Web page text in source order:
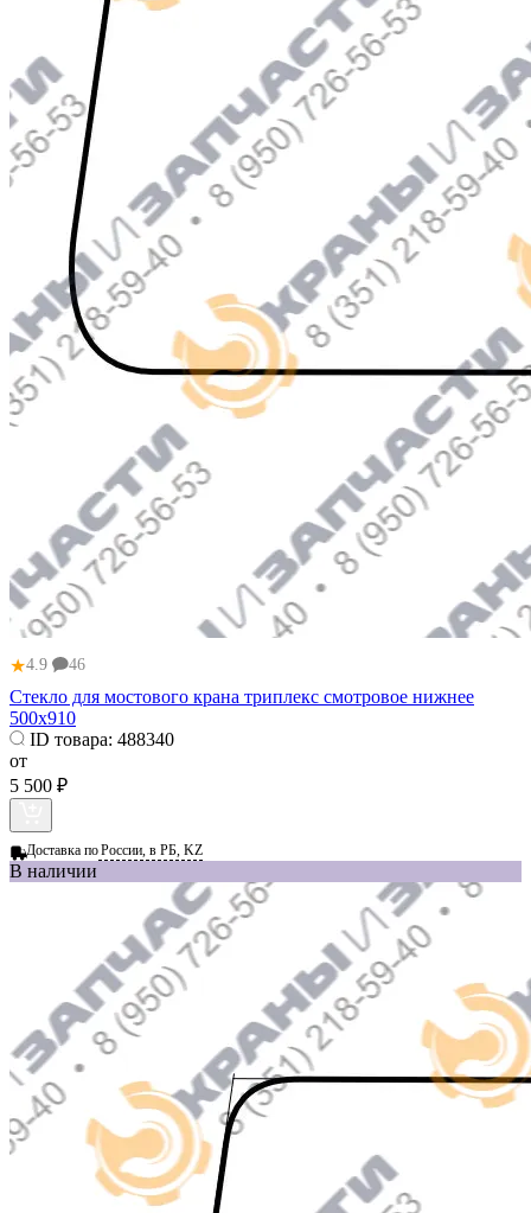
★4.9 46
Стекло для мостового крана триплекс смотровое нижнее
500х910
ID товара: 488340
от
5 500 ₽
Доставка поРоссии, в РБ, KZ
В наличии